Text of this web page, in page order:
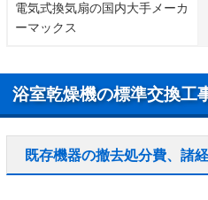
電気式換気扇の国内大手メーカ
ーマックス
浴室乾燥機の標準交換工
既存機器の撤去処分費、諸